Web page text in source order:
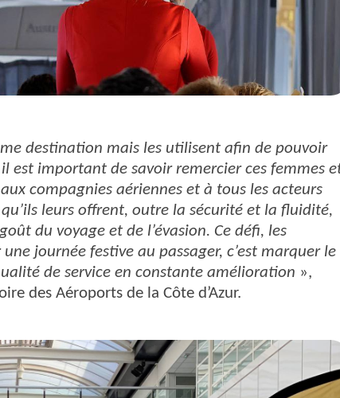
destination mais les utilisent afin de pouvoir
est important de savoir remercier ces femmes
compagnies aériennes et à tous les acteurs
leurs offrent, outre la sécurité et la fluidité,
du voyage et de l’évasion. Ce défi, les
journée festive au passager, c’est marquer le
de service en constante amélioration »,
des Aéroports de la Côte d’Azur.